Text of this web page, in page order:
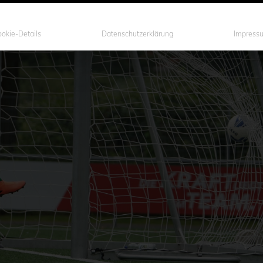
Details Datenschutzerklärung